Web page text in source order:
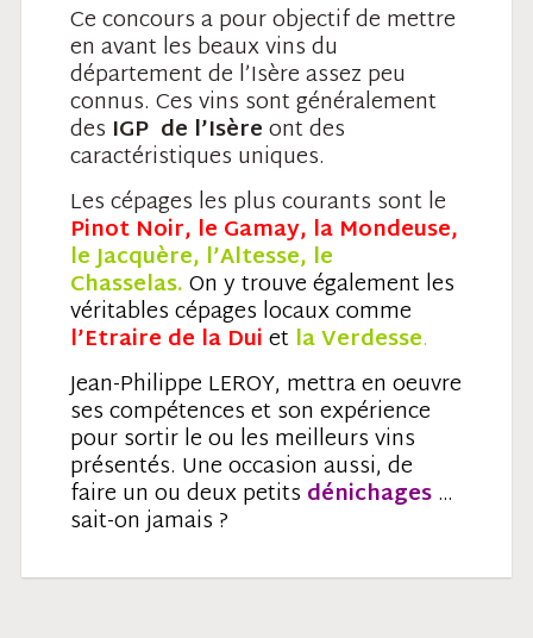
Ce concours a pour objectif de mettre
en avant les beaux vins du
département de l’Isère assez peu
connus. Ces vins sont généralement
des IGP de l’Isèreont des
caractéristiques uniques.
Les cépages les plus courants sont le
Pinot Noir, le Gamay, la Mondeuse,
le Jacquère, l’Altesse, le
Chasselas.On y trouve également les
véritables cépages locaux comme
l’Etraire de la Duiet la Verdesse.
Jean-Philippe LEROY, mettra en oeuvre
ses compétences et son expérience
pour sortir le ou les meilleurs vins
présentés. Une occasion aussi, de
faire un ou deux petits dénichages…
sait-on jamais ?